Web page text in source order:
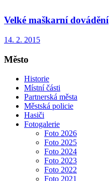
Velké maškarní dovádění
14. 2. 2015
Město
Historie
Místní části
Partnerská města
Městská policie
Hasiči
Fotogalerie
Foto 2026
Foto 2025
Foto 2024
Foto 2023
Foto 2022
Foto 2021